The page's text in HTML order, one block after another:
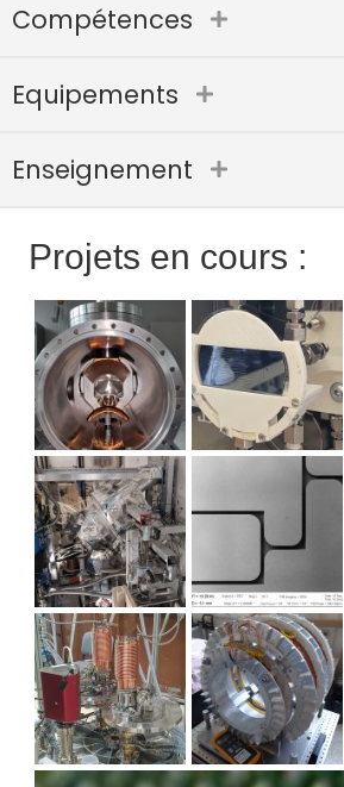
Compétences
Equipements
Enseignement
Projets en cours :